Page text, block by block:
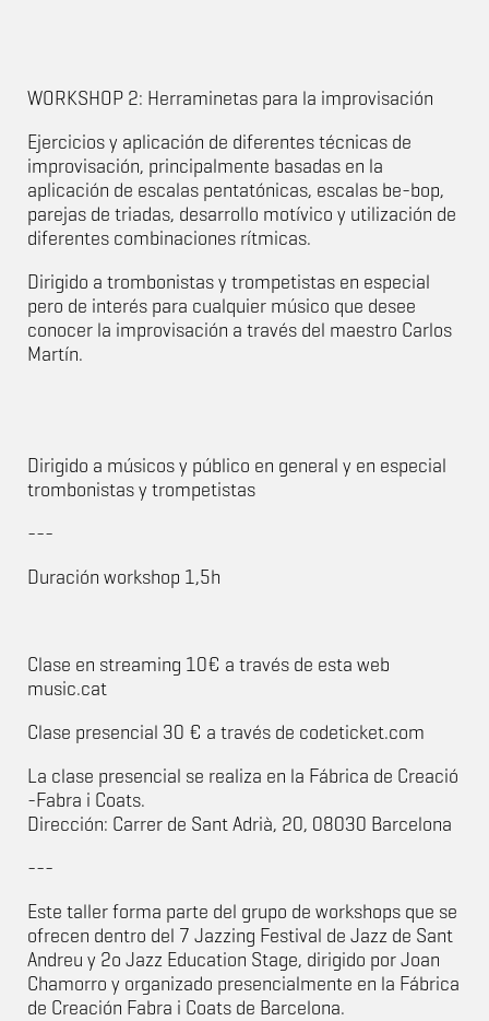
WORKSHOP 2: Herraminetas para la improvisación
Ejercicios y aplicación de diferentes técnicas de
improvisación, principalmente basadas en la
aplicación de escalas pentatónicas, escalas be-bop,
parejas de triadas, desarrollo motívico y utilización de
diferentes combinaciones rítmicas.
Dirigido a trombonistas y trompetistas en especial
pero de interés para cualquier músico que desee
conocer la improvisación a través del maestro Carlos
Martín.
Dirigido a músicos y público en general y en especial
trombonistas y trompetistas
---
Duración workshop 1,5h
Clase en streaming 10€ a través de esta web
music.cat
Clase presencial 30 € a través de codeticket.com
La clase presencial se realiza en la Fábrica de Creació
-Fabra i Coats.
Dirección: Carrer de Sant Adrià, 20, 08030 Barcelona
---
Este taller forma parte del grupo de workshops que se
ofrecen dentro del 7 Jazzing Festival de Jazz de Sant
Andreu y 2o Jazz Education Stage, dirigido por Joan
Chamorro y organizado presencialmente en la Fábrica
de Creación Fabra i Coats de Barcelona.